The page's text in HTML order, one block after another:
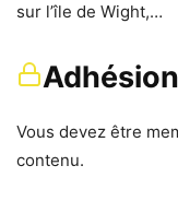
sur l’île de Wight,…
Vous devez être
contenu.